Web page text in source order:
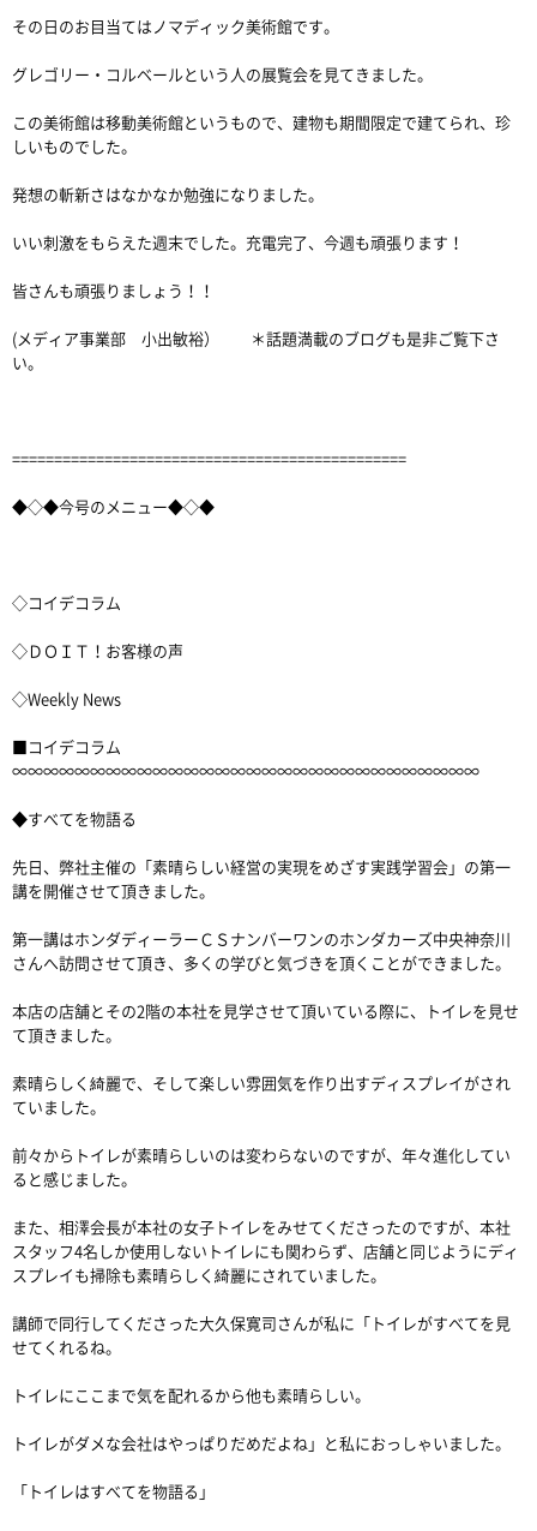
その日のお目当てはノマディック美術館です。
グレゴリー・コルベールという人の展覧会を見てきました。
この美術館は移動美術館というもので、建物も期間限定で建てられ、珍
しいものでした。
発想の斬新さはなかなか勉強になりました。
いい刺激をもらえた週末でした。充電完了、今週も頑張ります！
皆さんも頑張りましょう！！
(メディア事業部 小出敏裕） ＊話題満載のブログも是非ご覧下さ
い。
===============================================
◆◇◆今号のメニュー◆◇◆
◇コイデコラム
◇ＤＯＩＴ！お客様の声
◇Weekly News
■コイデコラム
∞∞∞∞∞∞∞∞∞∞∞∞∞∞∞∞∞∞∞∞∞∞∞∞∞∞∞∞∞∞
◆すべてを物語る
先日、弊社主催の「素晴らしい経営の実現をめざす実践学習会」の第一
講を開催させて頂きました。
第一講はホンダディーラーＣＳナンバーワンのホンダカーズ中央神奈川
さんへ訪問させて頂き、多くの学びと気づきを頂くことができました。
本店の店舗とその2階の本社を見学させて頂いている際に、トイレを見せ
て頂きました。
素晴らしく綺麗で、そして楽しい雰囲気を作り出すディスプレイがされ
ていました。
前々からトイレが素晴らしいのは変わらないのですが、年々進化してい
ると感じました。
また、相澤会長が本社の女子トイレをみせてくださったのですが、本社
スタッフ4名しか使用しないトイレにも関わらず、店舗と同じようにディ
スプレイも掃除も素晴らしく綺麗にされていました。
講師で同行してくださった大久保寛司さんが私に「トイレがすべてを見
せてくれるね。
トイレにここまで気を配れるから他も素晴らしい。
トイレがダメな会社はやっぱりだめだよね」と私におっしゃいました。
「トイレはすべてを物語る」